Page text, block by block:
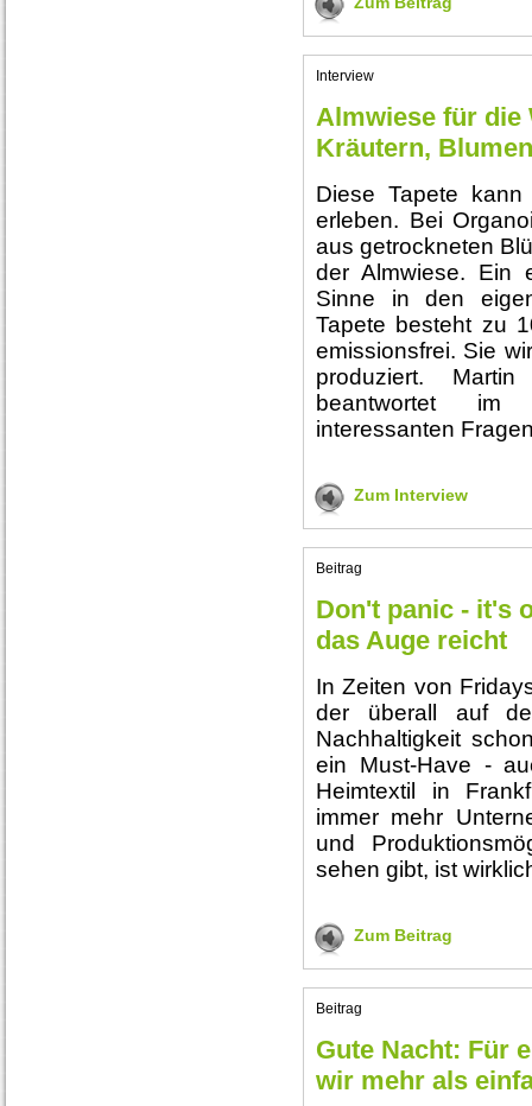
Interview
Almwiese für die
Kräutern,
Diese Tapete
erleben. Bei
aus getrockneten
der Almwiese. Ein
Sinne in den
Tapete besteht zu
emissionsfrei. Sie
produziert.
beantwortet im
interessanten
Zum Interview
Beitrag
Don't panic - it's
das Auge reicht
In Zeiten von
der überall auf
Nachhaltigkeit
ein Must-Have -
Heimtextil in
immer mehr
und
sehen gibt, ist
Zum Beitrag
Beitrag
Gute Nacht: Für
wir mehr als